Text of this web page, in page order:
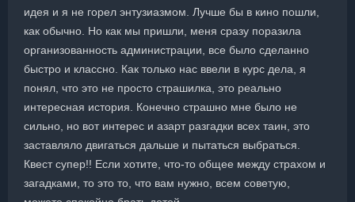
идея и я не горел энтузиазмом. Лучше бы в кино пошли,
как обычно. Но как мы пришли, меня сразу поразила
организованность администрации, все было сделанно
быстро и классно. Как только нас ввели в курс дела, я
понял, что это не просто страшилка, это реально
интересная история. Конечно страшно мне было не
сильно, но вот интерес и азарт разгадки всех таин, это
заставляло двигаться дальше и пытаться выбраться.
Квест супер!! Если хотите, что-то общее между страхом и
загадками, то это то, что вам нужно, всем советую,